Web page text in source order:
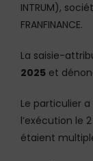
INTRUM),
FRANFINANCE.
La saisie-
2025 et
Le particulier a
l’exécution le
étaient